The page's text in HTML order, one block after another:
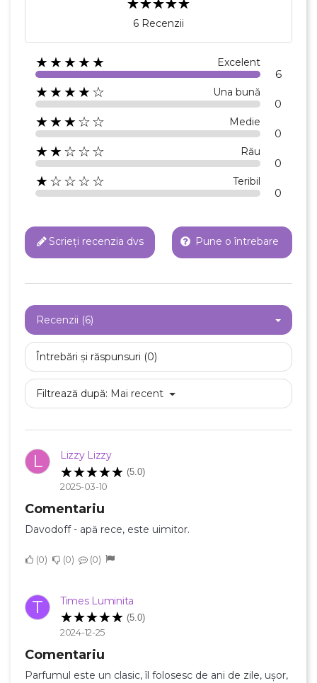
6 Recenzii
★★★★★ Excelent
6
★★★★☆ Una bună
0
★★★☆☆ Medie
0
★★☆☆☆ Rău
0
★☆☆☆☆ Teribil
0
Scrieți recenzia dvs Pune o întrebare
Recenzii (6)
Întrebări și răspunsuri (0)
Filtrează după: Mai recent
L Lizzy Lizzy
(5.0)
2025-03-10
Comentariu
Davodoff - apă rece, este uimitor.
0 0 0
T Times Luminita
(5.0)
2024-12-25
Comentariu
Parfumul este un clasic, îl folosesc de ani de zile, ușor,